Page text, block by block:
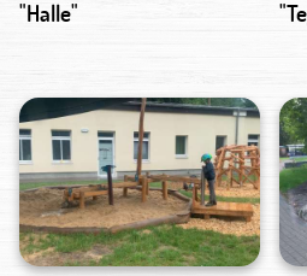
"Halle"